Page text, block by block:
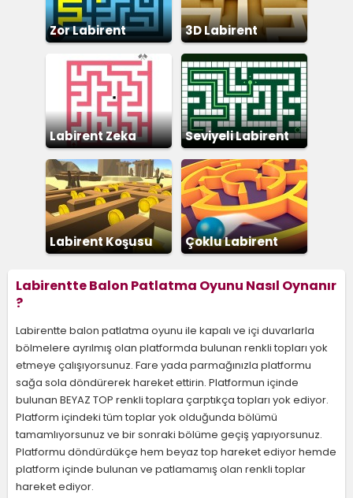
Zor Labirent 3D Labirent
Labirent Zeka Seviyeli Labirent
Labirent Koşusu Çoklu Labirent
Labirentte Balon Patlatma Oyunu Nasıl Oynanır
?
Labirentte balon patlatma oyunu ile kapalı ve içi duvarlarla
bölmelere ayrılmış olan platformda bulunan renkli topları yok
etmeye çalışıyorsunuz. Fare yada parmağınızla platformu
sağa sola döndürerek hareket ettirin. Platformun içinde
bulunan BEYAZ TOP renkli toplara çarptıkça topları yok ediyor.
Platform içindeki tüm toplar yok olduğunda bölümü
tamamlıyorsunuz ve bir sonraki bölüme geçiş yapıyorsunuz.
Platformu döndürdükçe hem beyaz top hareket ediyor hemde
platform içinde bulunan ve patlamamış olan renkli toplar
hareket ediyor.